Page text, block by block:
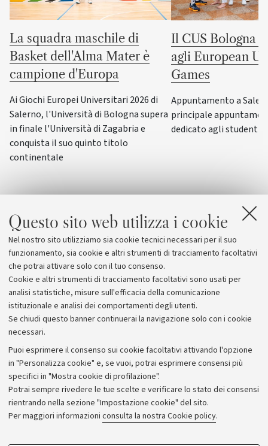
Questo sito web utilizza i cookie
Nel nostro sito utilizziamo sia cookie tecnici necessari per il suo
funzionamento, sia cookie e altri strumenti di tracciamento facoltativi
che potrai attivare solo con il tuo consenso.
Cookie e altri strumenti di tracciamento facoltativi sono usati per
analisi statistiche, misure sull'efficacia della comunicazione
istituzionale e analisi dei comportamenti degli utenti.
Se chiudi questo banner continuerai la navigazione solo con i cookie
necessari.
Puoi esprimere il consenso sui cookie facoltativi attivando l'opzione
in "Personalizza cookie" e, se vuoi, potrai esprimere consensi più
specifici in "Mostra cookie di profilazione".
Potrai sempre rivedere le tue scelte e verificare lo stato dei consensi
rientrando nella sezione "Impostazione cookie" del sito.
Per maggiori informazioni consulta la nostra Cookie policy.
La squadra maschile di
Basket dell'Alma Mater è
campione d'Europa
Ai Giochi Europei Universitari 2026 di
Salerno, l'Università di Bologna supera
in finale l'Università di Zagabria e
conquista il suo quinto titolo
continentale
Il CUS Bologna
agli European
Games
Appuntamento a
principale
dedicato agli
Archivio
Comunicati stampa
Redazione
Rassegna stampa